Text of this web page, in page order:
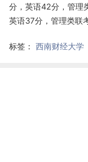
分，英语42分，管理
英语37分，管理类联
标签： 西南财经大学